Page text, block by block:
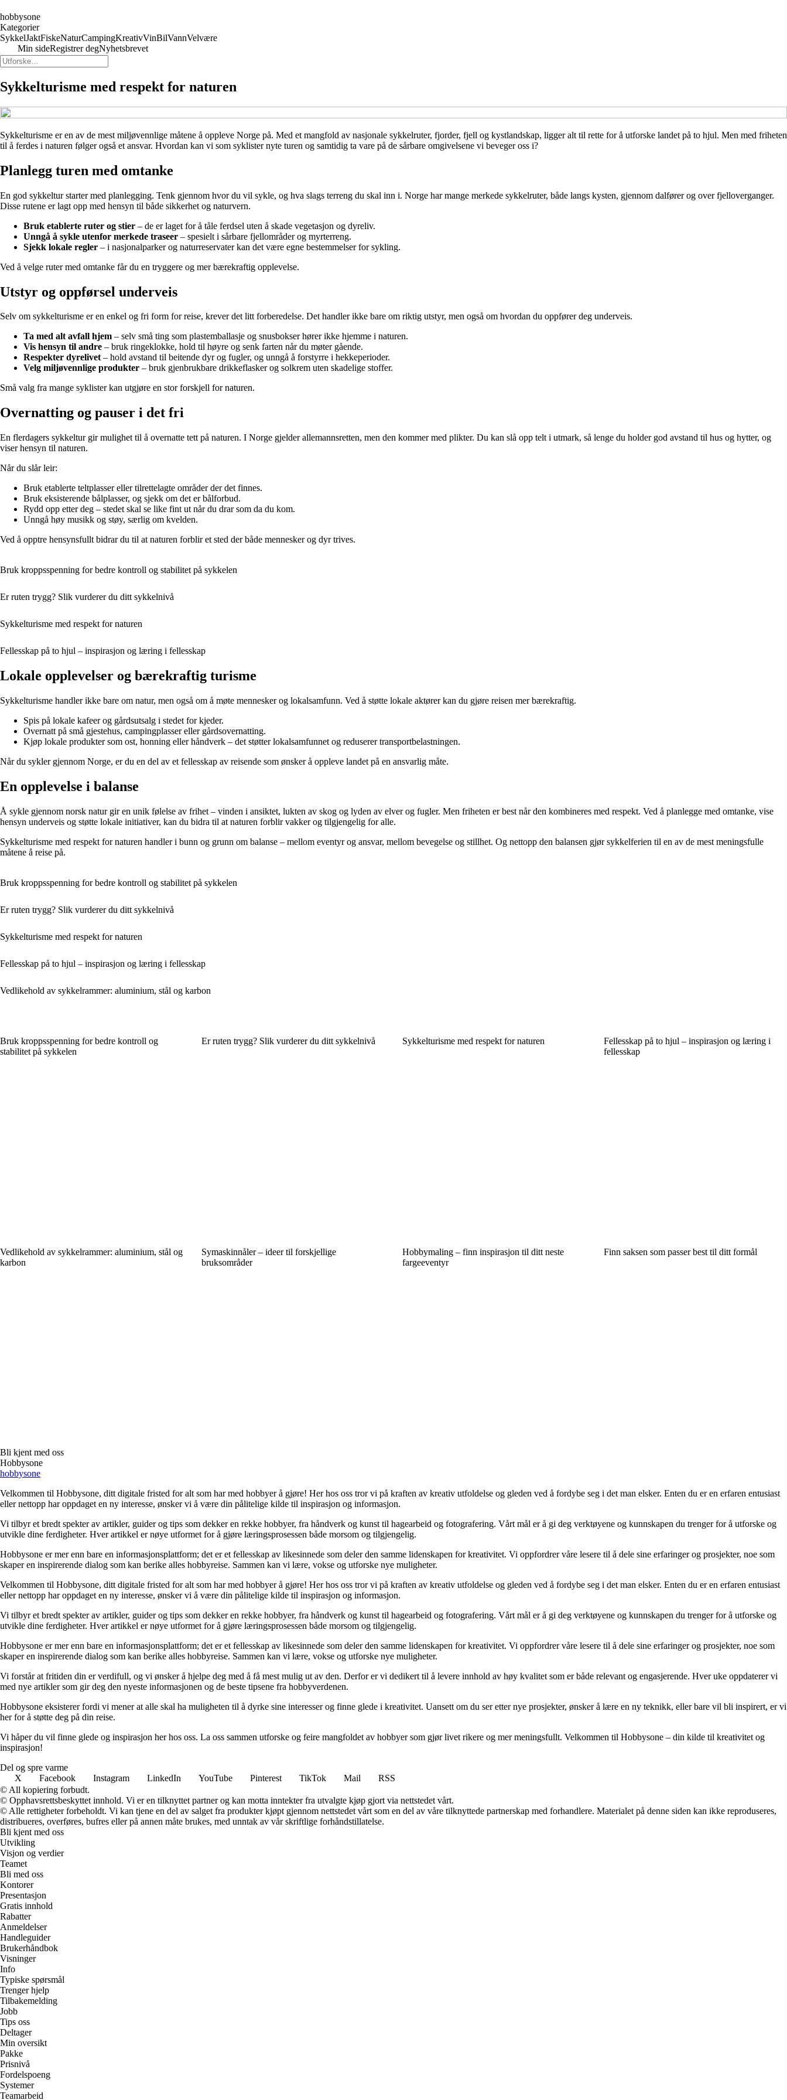
hobbysone
Kategorier
SykkelJaktFiskeNaturCampingKreativVinBilVannVelvære
Min sideRegistrer degNyhetsbrevet
Sykkelturisme med respekt for naturen
Sykkelturisme er en av de mest miljøvennlige måtene å oppleve Norge på. Med et mangfold av nasjonale sykkelruter, fjorder, fjell og kystlandskap, ligger alt til rette for å utforske landet på to hjul. Men med friheten
til å ferdes i naturen følger også et ansvar. Hvordan kan vi som syklister nyte turen og samtidig ta vare på de sårbare omgivelsene vi beveger oss i?
Planlegg turen med omtanke
En god sykkeltur starter med planlegging. Tenk gjennom hvor du vil sykle, og hva slags terreng du skal inn i. Norge har mange merkede sykkelruter, både langs kysten, gjennom dalfører og over fjelloverganger.
Disse rutene er lagt opp med hensyn til både sikkerhet og naturvern.
Bruk etablerte ruter og stier – de er laget for å tåle ferdsel uten å skade vegetasjon og dyreliv.
Unngå å sykle utenfor merkede traseer – spesielt i sårbare fjellområder og myrterreng.
Sjekk lokale regler – i nasjonalparker og naturreservater kan det være egne bestemmelser for sykling.
Ved å velge ruter med omtanke får du en tryggere og mer bærekraftig opplevelse.
Utstyr og oppførsel underveis
Selv om sykkelturisme er en enkel og fri form for reise, krever det litt forberedelse. Det handler ikke bare om riktig utstyr, men også om hvordan du oppfører deg underveis.
Ta med alt avfall hjem – selv små ting som plastemballasje og snusbokser hører ikke hjemme i naturen.
Vis hensyn til andre – bruk ringeklokke, hold til høyre og senk farten når du møter gående.
Respekter dyrelivet– hold avstand til beitende dyr og fugler, og unngå å forstyrre i hekkeperioder.
Velg miljøvennlige produkter – bruk gjenbrukbare drikkeflasker og solkrem uten skadelige stoffer.
Små valg fra mange syklister kan utgjøre en stor forskjell for naturen.
Overnatting og pauser i det fri
En flerdagers sykkeltur gir mulighet til å overnatte tett på naturen. I Norge gjelder allemannsretten, men den kommer med plikter. Du kan slå opp telt i utmark, så lenge du holder god avstand til hus og hytter, og
viser hensyn til naturen.
Når du slår leir:
Bruk etablerte teltplasser eller tilrettelagte områder der det finnes.
Bruk eksisterende bålplasser, og sjekk om det er bålforbud.
Rydd opp etter deg – stedet skal se like fint ut når du drar som da du kom.
Unngå høy musikk og støy, særlig om kvelden.
Ved å opptre hensynsfullt bidrar du til at naturen forblir et sted der både mennesker og dyr trives.
Bruk kroppsspenning for bedre kontroll og stabilitet på sykkelen
Er ruten trygg? Slik vurderer du ditt sykkelnivå
Sykkelturisme med respekt for naturen
Fellesskap på to hjul – inspirasjon og læring i fellesskap
Lokale opplevelser og bærekraftig turisme
Sykkelturisme handler ikke bare om natur, men også om å møte mennesker og lokalsamfunn. Ved å støtte lokale aktører kan du gjøre reisen mer bærekraftig.
Spis på lokale kafeer og gårdsutsalg i stedet for kjeder.
Overnatt på små gjestehus, campingplasser eller gårdsovernatting.
Kjøp lokale produkter som ost, honning eller håndverk – det støtter lokalsamfunnet og reduserer transportbelastningen.
Når du sykler gjennom Norge, er du en del av et fellesskap av reisende som ønsker å oppleve landet på en ansvarlig måte.
En opplevelse i balanse
Å sykle gjennom norsk natur gir en unik følelse av frihet – vinden i ansiktet, lukten av skog og lyden av elver og fugler. Men friheten er best når den kombineres med respekt. Ved å planlegge med omtanke, vise
hensyn underveis og støtte lokale initiativer, kan du bidra til at naturen forblir vakker og tilgjengelig for alle.
Sykkelturisme med respekt for naturen handler i bunn og grunn om balanse – mellom eventyr og ansvar, mellom bevegelse og stillhet. Og nettopp den balansen gjør sykkelferien til en av de mest meningsfulle
måtene å reise på.
Bruk kroppsspenning for bedre kontroll og stabilitet på sykkelen
Er ruten trygg? Slik vurderer du ditt sykkelnivå
Sykkelturisme med respekt for naturen
Fellesskap på to hjul – inspirasjon og læring i fellesskap
Vedlikehold av sykkelrammer: aluminium, stål og karbon
Bruk kroppsspenning for bedre kontroll og
stabilitet på sykkelen
Er ruten trygg? Slik vurderer du ditt sykkelnivå Sykkelturisme med respekt for naturen
Fellesskap på to hjul – inspirasjon og læring i
fellesskap
Vedlikehold av sykkelrammer: aluminium, stål og
karbon
Symaskinnåler – ideer til forskjellige
bruksområder
Hobbymaling – finn inspirasjon til ditt neste
fargeeventyr
Finn saksen som passer best til ditt formål
Bli kjent med oss
Hobbysone
hobbysone
Velkommen til Hobbysone, ditt digitale fristed for alt som har med hobbyer å gjøre! Her hos oss tror vi på kraften av kreativ utfoldelse og gleden ved å fordybe seg i det man elsker. Enten du er en erfaren entusiast
eller nettopp har oppdaget en ny interesse, ønsker vi å være din pålitelige kilde til inspirasjon og informasjon.
Vi tilbyr et bredt spekter av artikler, guider og tips som dekker en rekke hobbyer, fra håndverk og kunst til hagearbeid og fotografering. Vårt mål er å gi deg verktøyene og kunnskapen du trenger for å utforske og
utvikle dine ferdigheter. Hver artikkel er nøye utformet for å gjøre læringsprosessen både morsom og tilgjengelig.
Hobbysone er mer enn bare en informasjonsplattform; det er et fellesskap av likesinnede som deler den samme lidenskapen for kreativitet. Vi oppfordrer våre lesere til å dele sine erfaringer og prosjekter, noe som
skaper en inspirerende dialog som kan berike alles hobbyreise. Sammen kan vi lære, vokse og utforske nye muligheter.
Velkommen til Hobbysone, ditt digitale fristed for alt som har med hobbyer å gjøre! Her hos oss tror vi på kraften av kreativ utfoldelse og gleden ved å fordybe seg i det man elsker. Enten du er en erfaren entusiast
eller nettopp har oppdaget en ny interesse, ønsker vi å være din pålitelige kilde til inspirasjon og informasjon.
Vi tilbyr et bredt spekter av artikler, guider og tips som dekker en rekke hobbyer, fra håndverk og kunst til hagearbeid og fotografering. Vårt mål er å gi deg verktøyene og kunnskapen du trenger for å utforske og
utvikle dine ferdigheter. Hver artikkel er nøye utformet for å gjøre læringsprosessen både morsom og tilgjengelig.
Hobbysone er mer enn bare en informasjonsplattform; det er et fellesskap av likesinnede som deler den samme lidenskapen for kreativitet. Vi oppfordrer våre lesere til å dele sine erfaringer og prosjekter, noe som
skaper en inspirerende dialog som kan berike alles hobbyreise. Sammen kan vi lære, vokse og utforske nye muligheter.
Vi forstår at fritiden din er verdifull, og vi ønsker å hjelpe deg med å få mest mulig ut av den. Derfor er vi dedikert til å levere innhold av høy kvalitet som er både relevant og engasjerende. Hver uke oppdaterer vi
med nye artikler som gir deg den nyeste informasjonen og de beste tipsene fra hobbyverdenen.
Hobbysone eksisterer fordi vi mener at alle skal ha muligheten til å dyrke sine interesser og finne glede i kreativitet. Uansett om du ser etter nye prosjekter, ønsker å lære en ny teknikk, eller bare vil bli inspirert, er vi
her for å støtte deg på din reise.
Vi håper du vil finne glede og inspirasjon her hos oss. La oss sammen utforske og feire mangfoldet av hobbyer som gjør livet rikere og mer meningsfullt. Velkommen til Hobbysone – din kilde til kreativitet og
inspirasjon!
Del og spre varme
X
Facebook Instagram LinkedIn YouTube Pinterest TikTok Mail
RSS
© All kopiering forbudt.
© Opphavsrettsbeskyttet innhold. Vi er en tilknyttet partner og kan motta inntekter fra utvalgte kjøp gjort via nettstedet vårt.
© Alle rettigheter forbeholdt. Vi kan tjene en del av salget fra produkter kjøpt gjennom nettstedet vårt som en del av våre tilknyttede partnerskap med forhandlere. Materialet på denne siden kan ikke reproduseres,
distribueres, overføres, bufres eller på annen måte brukes, med unntak av vår skriftlige forhåndstillatelse.
Bli kjent med oss
Utvikling
Visjon og verdier
Teamet
Bli med oss
Kontorer
Presentasjon
Gratis innhold
Rabatter
Anmeldelser
Handleguider
Brukerhåndbok
Visninger
Info
Typiske spørsmål
Trenger hjelp
Tilbakemelding
Jobb
Tips oss
Deltager
Min oversikt
Pakke
Prisnivå
Fordelspoeng
Systemer
Teamarbeid